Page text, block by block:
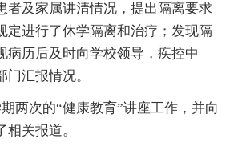
者及家属讲清情况，提出隔离要求
定进行了休学隔离和治疗；发现隔
病历后及时向学校领导，疾控中
汇报情况。
次的“健康教育”讲座工作，并向
相关报道。